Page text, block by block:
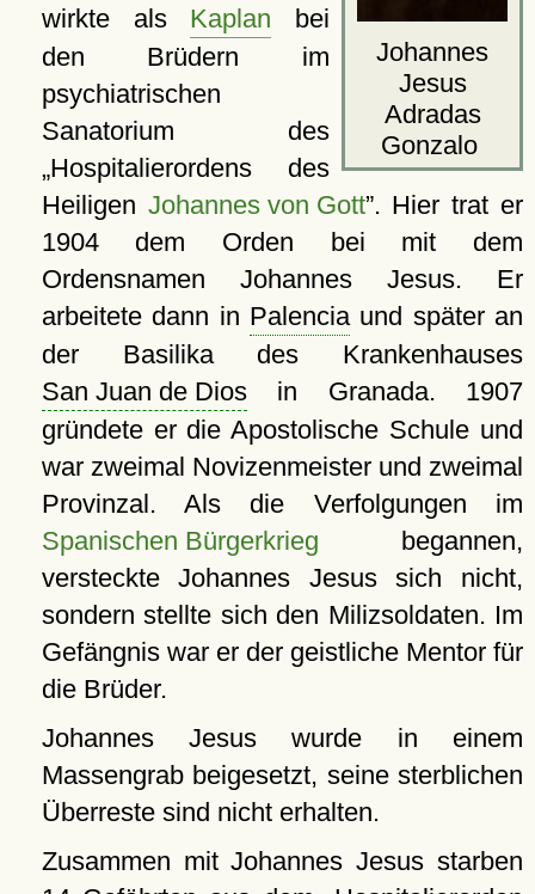
Johannes
Jesus
Adradas
Gonzalo
wirkte als Kaplan bei
den Brüdern im
psychiatrischen
Sanatorium des
Hospitalierordens des
Heiligen Johannes von Gott . Hier trat er
1904 dem Orden bei mit dem
Ordensnamen Johannes Jesus. Er
arbeitete dann in Palenciaund später an
der Basilika des Krankenhauses
San Juan de Diosin Granada. 1907
gründete er die Apostolische Schule und
war zweimal Novizenmeister und zweimal
Provinzal. Als die Verfolgungen im
Spanischen Bürgerkrieg begannen,
versteckte Johannes Jesus sich nicht,
sondern stellte sich den Milizsoldaten. Im
Gefängnis war er der geistliche Mentor für
die Brüder.
Johannes Jesus wurde in einem
Massengrab beigesetzt, seine sterblichen
Überreste sind nicht erhalten.
Zusammen mit Johannes Jesus starben